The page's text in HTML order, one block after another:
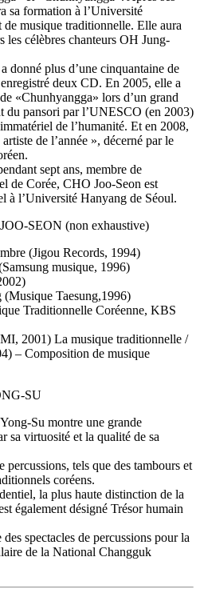
sa formation à l’Université
musique traditionnelle. Elle aura
les célèbres chanteurs OH Jung-
donné plus d’une cinquantaine de
deux CD. En 2005, elle a
«Chunhyangga» lors d’un grand
du pansori par l’UNESCO (en 2003)
de l’humanité. Et en 2008,
de l’année », décerné par le
sept ans, membre de
de Corée, CHO Joo-Seon est
à l’Université Hanyang de Séoul.
SEON (non exhaustive)
(Jigou Records, 1994)
musique, 1996)
Taesung,1996)
Traditionnelle Coréenne, KBS
2001) La musique traditionnelle /
– Composition de musique
SU
Su montre une grande
sa virtuosité et la qualité de sa
tels que des tambours et
coréens.
la plus haute distinction de la
également désigné Trésor humain
spectacles de percussions pour la
de la National Changguk